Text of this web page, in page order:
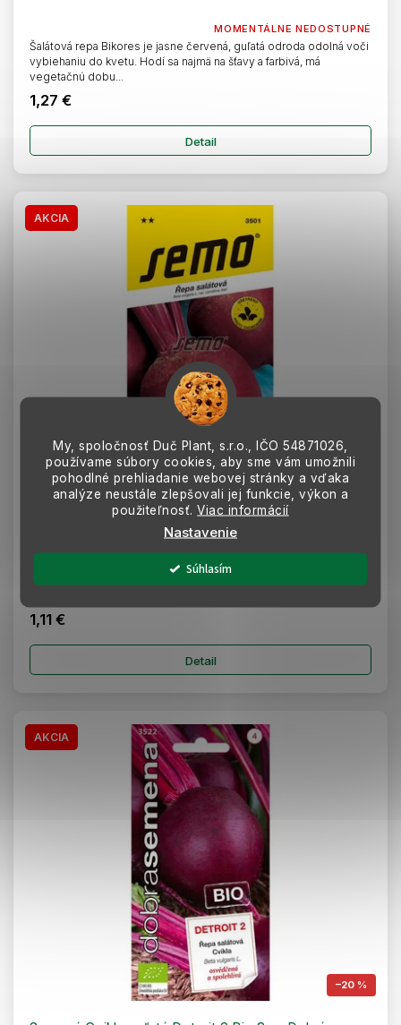
My, spoločnosť Duč Plant, s.r.o., IČO 54871026,
používame súbory cookies, aby sme vám umožnili
pohodlné prehliadanie webovej stránky a vďaka
analýze neustále zlepšovali jej funkcie, výkon a
použiteľnosť.Viac informácií
Nastavenie
Súhlasím
MOMENTÁLNE NEDOSTUPNÉ
1,27 €
Detail
Šalátová repa Bikores je jasne červená, guľatá odroda odolná voči
vybiehaniu do kvetu. Hodí sa najmä na šťavy a farbivá, má
vegetačnú dobu...
AKCIA
–20 %
Semená Cvikla guľatá šalátová Betina 3g - SEMO
1,11 €
Detail
Klasická, kvalitná odroda šalátovej repy s guľatými buľvami a
intenzívne červenou, jemnou dužinou bez svetlých pruhov. Je
AKCIA
–20 %